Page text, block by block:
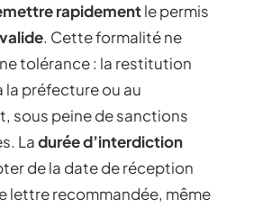
rapidementle permis
. Cette formalité ne
tolérance : la restitution
la préfecture ou au
sous peine de sanctions
Ladurée d’interdiction
de la date de réception
lettre recommandée, même